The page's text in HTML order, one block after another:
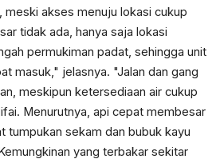
meski akses menuju lokasi cukup
tidak ada, hanya saja lokasi
permukiman padat, sehingga unit
masuk," jelasnya. "Jalan dan gang
meskipun ketersediaan air cukup
Menurutnya, api cepat membesar
tumpukan sekam dan bubuk kayu
yang terbakar sekitar